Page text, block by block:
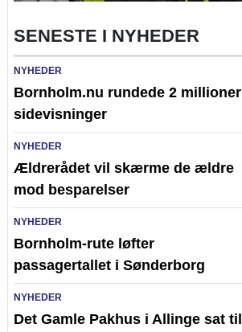
SENESTE I NYHEDER
NYHEDER
Bornholm.nu rundede 2 millioner
sidevisninger
NYHEDER
Ældrerådet vil skærme de ældre
mod besparelser
NYHEDER
Bornholm-rute løfter
passagertallet i Sønderborg
NYHEDER
Det Gamle Pakhus i Allinge sat til